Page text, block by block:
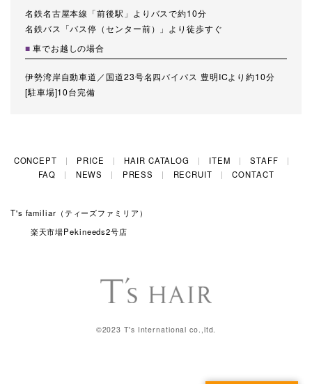
名鉄名古屋本線「前後駅」よりバスで約10分
名鉄バス「バス停（センター前）」より徒歩すぐ
車でお越しの場合
伊勢湾岸自動車道／国道23号名四バイパス 豊明ICより約10分
[駐車場]10台完備
CONCEPT PRICE HAIR CATALOG ITEM
STAFF
FAQ
NEWS PRESS RECRUIT CONTACT
T's familiar（ティーズファミリア）
楽天市場Pekineeds2号店
©2023 T's International co.,ltd.